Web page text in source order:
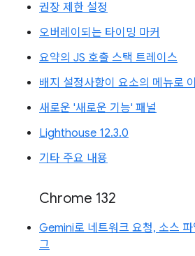
권장 제한 설정
오버레이되는 타이밍 마커
요약의 JS 호출 스택 트레이스
배지 설정사항이 요소의 메뉴로
새로운 '새로운 기능' 패널
Lighthouse 12.3.0
기타 주요 내용
Chrome 132
Gemini로 네트워크 요청, 소스
그